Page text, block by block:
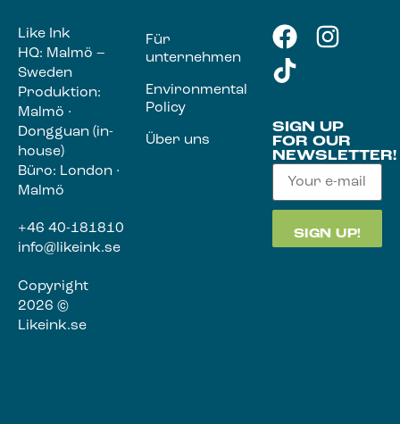
Like Ink
HQ: Malmö –
Sweden
Produktion:
Malmö ·
Dongguan (in-
house)
Büro: London ·
Malmö
+46 40-181810
info@likeink.se
Copyright
2026 ©
Likeink.se
Für
unternehmen
Environmental
Policy
Über uns
SIGN UP
FOR OUR
NEWSLETTER!